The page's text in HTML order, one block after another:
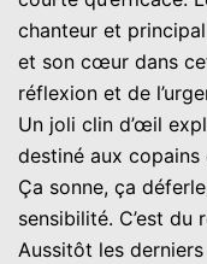
chanteur et
et son cœur dans
réflexion et de
Un joli clin d’œil
destiné aux
Ça sonne, ça
sensibilité. C’est du
Aussitôt les